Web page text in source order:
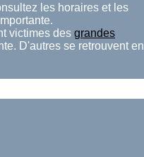
les horaires et les
victimes des grandes
D'autres se retrouvent en